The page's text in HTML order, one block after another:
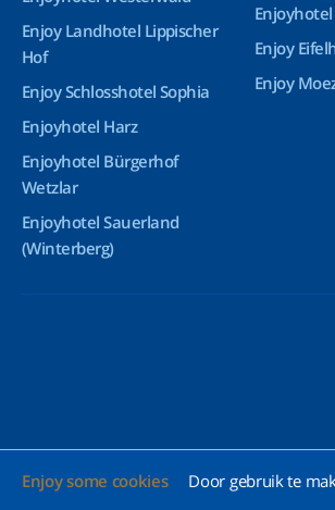
Enjoy some cookies Door gebruik te
Enjoy Landhotel Lippischer
Hof
Enjoy Schlosshotel Sophia
Enjoyhotel Harz
Enjoyhotel Bürgerhof
Wetzlar
Enjoyhotel Sauerland
(Winterberg)
Enjoy
Enjoy